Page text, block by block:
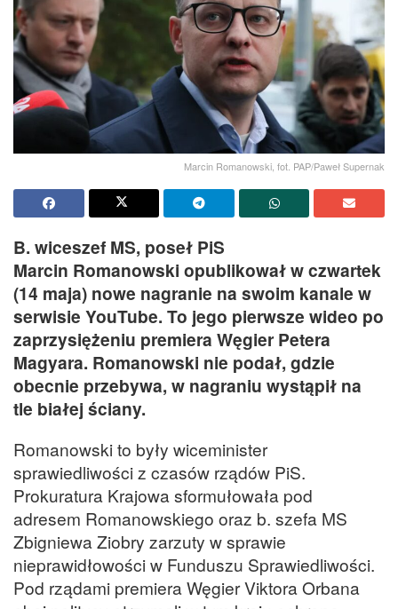
Marcin Romanowski, fot. PAP/Paweł Supernak
B. wiceszef MS, poseł PiS
Marcin Romanowski opublikował w czwartek
(14 maja) nowe nagranie na swoim kanale w
serwisie YouTube. To jego pierwsze wideo po
zaprzysiężeniu premiera Węgier Petera
Magyara. Romanowski nie podał, gdzie
obecnie przebywa, w nagraniu wystąpił na
tle białej ściany.
Romanowski to były wiceminister
sprawiedliwości z czasów rządów PiS.
Prokuratura Krajowa sformułowała pod
adresem Romanowskiego oraz b. szefa MS
Zbigniewa Ziobry zarzuty w sprawie
nieprawidłowości w Funduszu Sprawiedliwości.
Pod rządami premiera Węgier Viktora Orbana